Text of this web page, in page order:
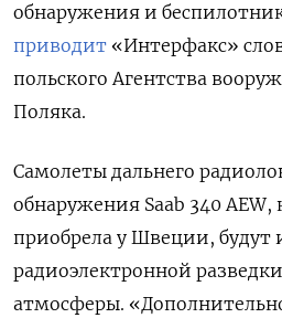
обнаружения и
приводит «Интерфакс»
польского Агентства
Поляка.
Самолеты дальнего
обнаружения Saab 340
приобрела у Швеции, будут
радиоэлектронной
атмосферы.